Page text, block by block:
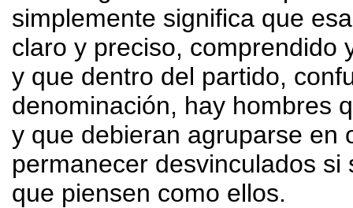
simplemente significa que
claro y preciso, comprendido
y que dentro del partido,
denominación, hay hombres
y que debieran agruparse en
permanecer desvinculados
que piensen como ellos.